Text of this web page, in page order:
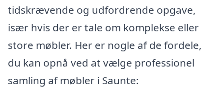
tidskrævende og udfordrende opgave,
især hvis der er tale om komplekse eller
store møbler. Her er nogle af de fordele,
du kan opnå ved at vælge professionel
samling af møbler i Saunte: